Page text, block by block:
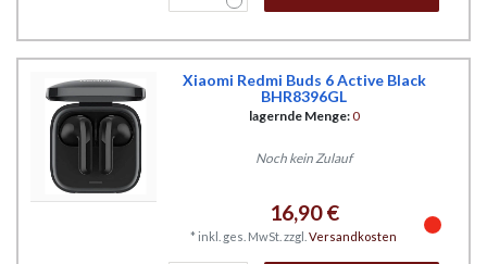
Xiaomi Redmi Buds 6 Active Black
BHR8396GL
lagernde Menge:0
Noch kein Zulauf
16,90 €
* inkl. ges. MwSt. zzgl. Versandkosten